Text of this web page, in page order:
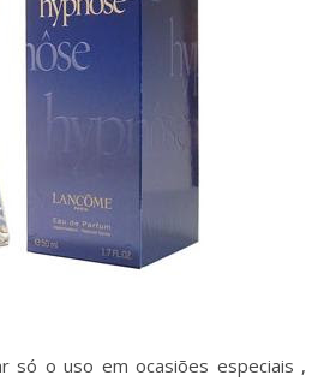
só o uso em ocasiões especiais ,